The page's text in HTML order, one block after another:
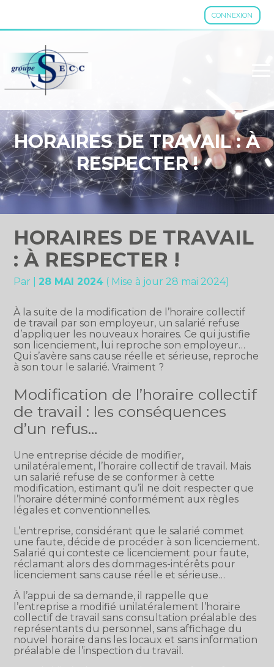
CONNEXION
Aller
HORAIRES DE TRAVAIL : À
RESPECTER !
HORAIRES DE TRAVAIL
: À RESPECTER !
Par 28 MAI 2024 ( Mise à jour 28 mai 2024)
À la suite de la modification de l’horaire collectif
de travail par son employeur, un salarié refuse
d’appliquer les nouveaux horaires. Ce qui justifie
son licenciement, lui reproche son employeur…
Qui s’avère sans cause réelle et sérieuse, reproche
à son tour le salarié. Vraiment ?
Modification de l’horaire collectif
de travail : les conséquences
d’un refus…
Une entreprise décide de modifier,
unilatéralement, l’horaire collectif de travail. Mais
un salarié refuse de se conformer à cette
modification, estimant qu’il ne doit respecter que
l’horaire déterminé conformément aux règles
légales et conventionnelles.
L’entreprise, considérant que le salarié commet
une faute, décide de procéder à son licenciement.
Salarié qui conteste ce licenciement pour faute,
réclamant alors des dommages-intérêts pour
licenciement sans cause réelle et sérieuse…
À l’appui de sa demande, il rappelle que
l’entreprise a modifié unilatéralement l’horaire
collectif de travail sans consultation préalable des
représentants du personnel, sans affichage du
nouvel horaire dans les locaux et sans information
préalable de l’inspection du travail.